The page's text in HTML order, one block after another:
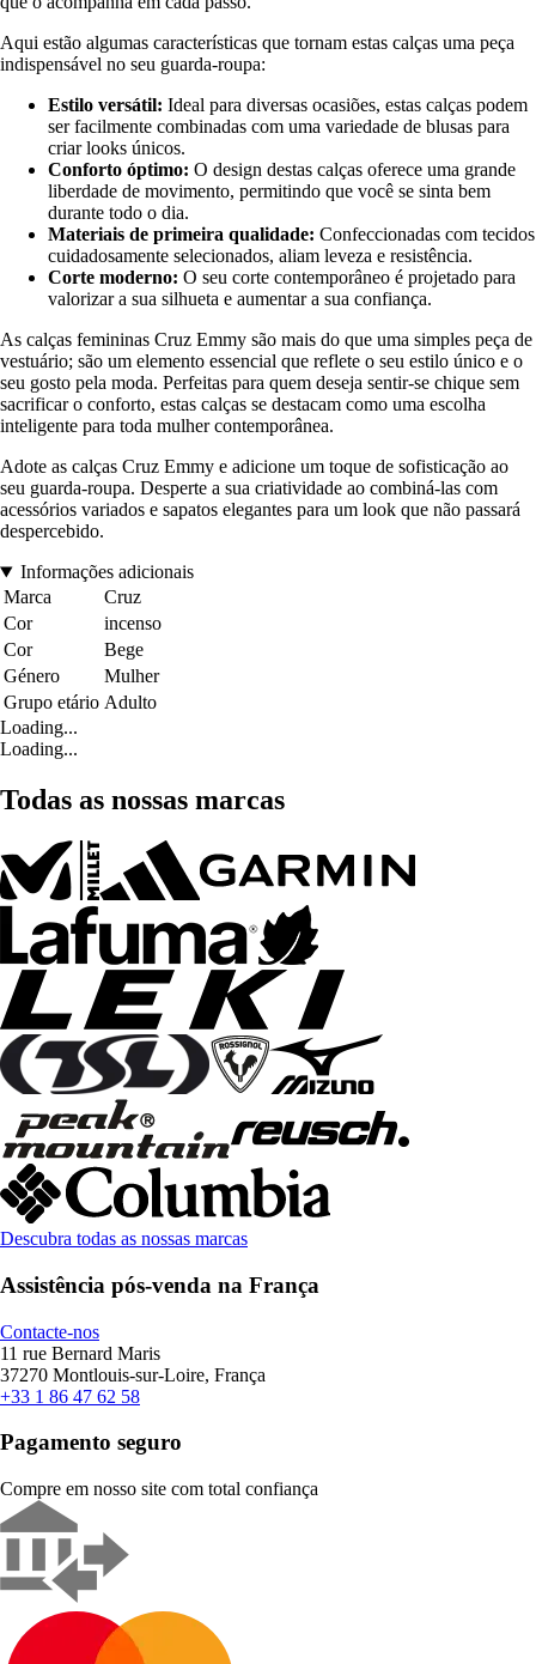
Aqui estão algumas características que tornam estas calças uma peça
indispensável no seu guarda-roupa:
Estilo versátil: Ideal para diversas ocasiões, estas calças podem
ser facilmente combinadas com uma variedade de blusas para
criar looks únicos.
Conforto óptimo: O design destas calças oferece uma grande
liberdade de movimento, permitindo que você se sinta bem
durante todo o dia.
Materiais de primeira qualidade: Confeccionadas com tecidos
cuidadosamente selecionados, aliam leveza e resistência.
Corte moderno: O seu corte contemporâneo é projetado para
valorizar a sua silhueta e aumentar a sua confiança.
As calças femininas Cruz Emmy são mais do que uma simples peça de
vestuário; são um elemento essencial que reflete o seu estilo único e o
seu gosto pela moda. Perfeitas para quem deseja sentir-se chique sem
sacrificar o conforto, estas calças se destacam como uma escolha
inteligente para toda mulher contemporânea.
Adote as calças Cruz Emmy e adicione um toque de sofisticação ao
seu guarda-roupa. Desperte a sua criatividade ao combiná-las com
acessórios variados e sapatos elegantes para um look que não passará
despercebido.
Informações adicionais
Marca
Cruz
Cor
incenso
Cor
Bege
Género
Mulher
Grupo etário Adulto
Loading...
Loading...
Todas as nossas marcas
Descubra todas as nossas marcas
Assistência pós-venda na França
Contacte-nos
11 rue Bernard Maris
37270 Montlouis-sur-Loire, França
+33 1 86 47 62 58
Pagamento seguro
Compre em nosso site com total confiança